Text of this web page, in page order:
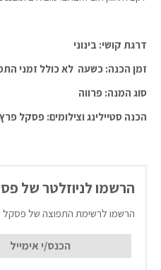
דרגת קושי: בינוני
זמן הכנה: כשעה לא כולל זמני
סוג המנה: פרווה
הכנה סטיילינג וצילומים: פסקל
הרשמו לניוזלטר של
הרשמו לרשימת התפוצה של פסקל